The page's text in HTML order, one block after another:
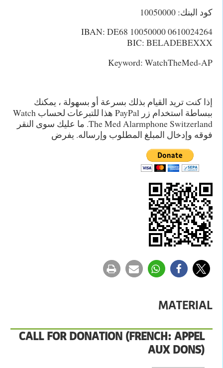
كود البنك: 10050000
IBAN: DE68 10050000 0610024264
BIC: BELADEBEXXX
Keyword: WatchTheMed-AP
إذا كنت تريد القيام بذلك بسرعة أو بسهولة ، يمكنك
ببساطة استخدام زر PayPal هذا للتبرعات لحساب Watch
The Med Alarmphone Switzerland. ما عليك سوى النقر
فوقه وإدخال المبلغ المطلوب وإرساله. يفرض
MATERIAL
CALL FOR DONATION (FRENCH: APPEL
AUX DONS)